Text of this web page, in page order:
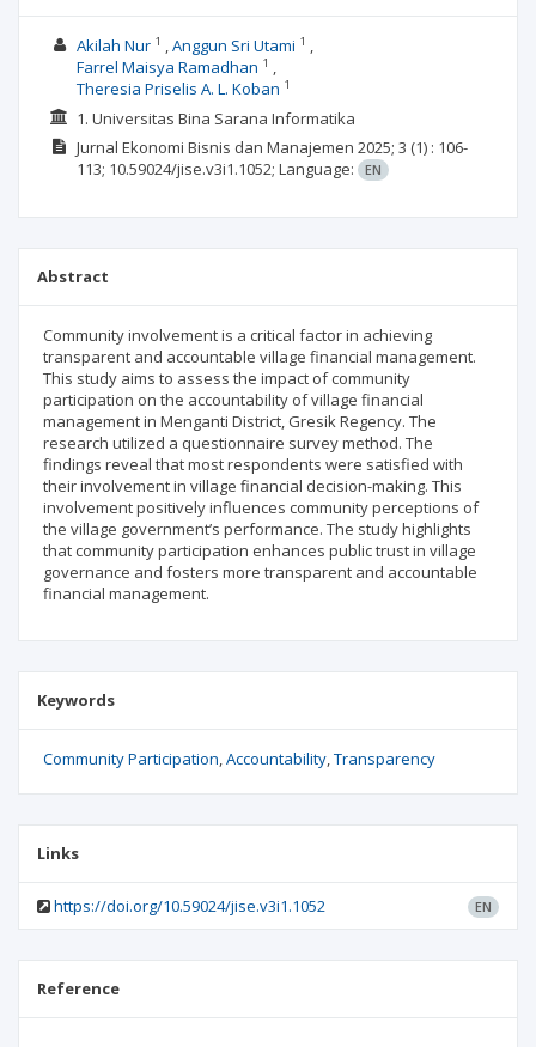
Akilah Nur 1 Anggun Sri Utami 1
Farrel Maisya Ramadhan 1
Theresia Priselis A. L. Koban 1
1. Universitas Bina Sarana Informatika
Jurnal Ekonomi Bisnis dan Manajemen 2025; 3 (1) : 106-
113; 10.59024/jise.v3i1.1052; Language: EN
Abstract
Community involvement is a critical factor in achieving
transparent and accountable village financial management.
This study aims to assess the impact of community
participation on the accountability of village financial
management in Menganti District, Gresik Regency. The
research utilized a questionnaire survey method. The
findings reveal that most respondents were satisfied with
their involvement in village financial decision-making. This
involvement positively influences community perceptions of
the village government’s performance. The study highlights
that community participation enhances public trust in village
governance and fosters more transparent and accountable
financial management.
Keywords
Community Participation Accountability Transparency
Links
https://doi.org/10.59024/jise.v3i1.1052 EN
Reference